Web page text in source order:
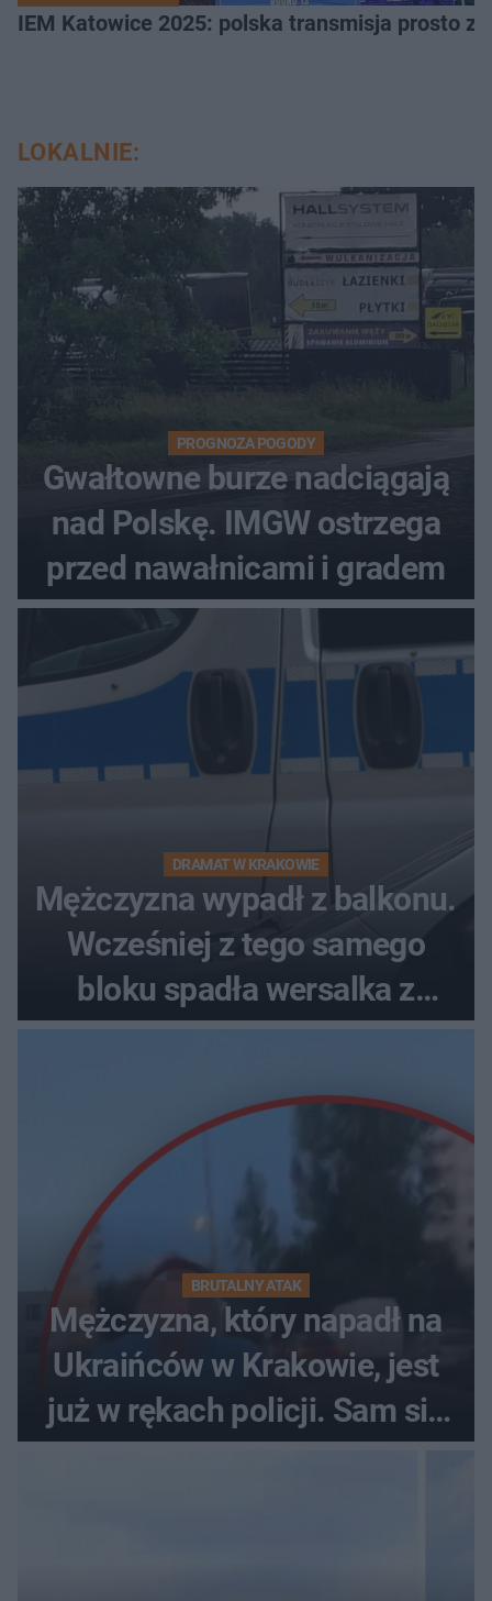
IEM Katowice 2025: polska transmisja prosto
LOKALNIE:
PROGNOZA POGODY
Gwałtowne burze nadciągają
nad Polskę. IMGW ostrzega
przed nawałnicami i gradem
DRAMAT W KRAKOWIE
Mężczyzna wypadł z balkonu.
Wcześniej z tego samego
bloku spadła wersalka z
pościelą
BRUTALNY ATAK
Mężczyzna, który napadł na
Ukraińców w Krakowie, jest
już w rękach policji. Sam się
zgłosił